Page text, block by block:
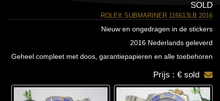
SOLD
ROLEX SUBMARINER 116613LB 2016
Nieuw en ongedragen in de stickers
2016 Nederlands geleverd
Geheel compleet met doos, garantiepapieren en alle toebehoren
Prijs : € sold